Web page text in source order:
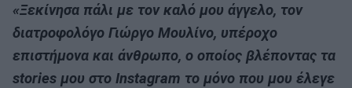
«Ξεκίνησα πάλι με τον καλό μου άγγελο, τον
διατροφολόγο Γιώργο Μουλίνο, υπέροχο
επιστήμονα και άνθρωπο, ο οποίος βλέποντας τα
stories μου στο Instagram το μόνο που μου έλεγε